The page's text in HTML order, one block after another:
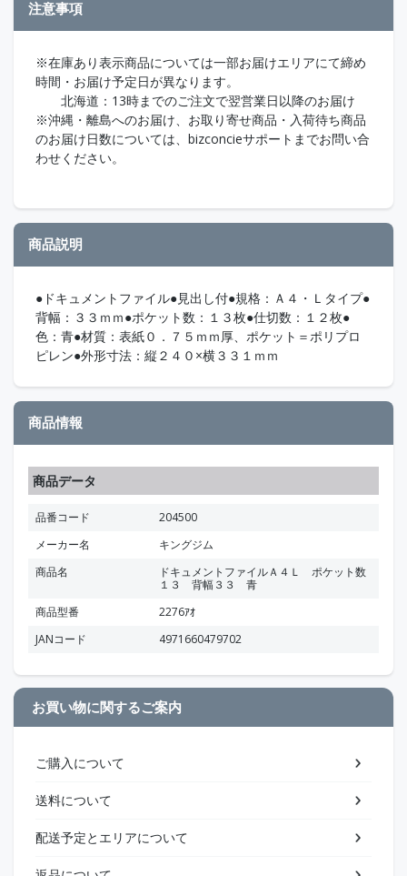
注意事項
※在庫あり表示商品については一部お届けエリアにて締め
時間・お届け予定日が異なります。
北海道：13時までのご注文で翌営業日以降のお届け
※沖縄・離島へのお届け、お取り寄せ商品・入荷待ち商品
のお届け日数については、bizconcieサポートまでお問い合
わせください。
商品説明
●ドキュメントファイル●見出し付●規格：Ａ４・Ｌタイプ●
背幅：３３ｍｍ●ポケット数：１３枚●仕切数：１２枚●
色：青●材質：表紙０．７５ｍｍ厚、ポケット＝ポリプロ
ピレン●外形寸法：縦２４０×横３３１ｍｍ
商品情報
商品データ
品番コード
204500
メーカー名
キングジム
商品名
ドキュメントファイルＡ４Ｌ ポケット数
１３ 背幅３３ 青
商品型番
2276ｱｵ
JANコード
4971660479702
お買い物に関するご案内
ご購入について
送料について
配送予定とエリアについて